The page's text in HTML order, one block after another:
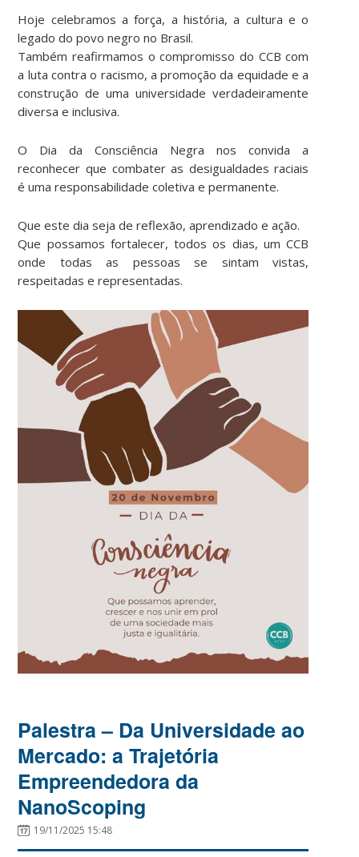
Hoje celebramos a força, a história, a cultura e o
legado do povo negro no Brasil.
Também reafirmamos o compromisso do CCB com
a luta contra o racismo, a promoção da equidade e a
construção de uma universidade verdadeiramente
diversa e inclusiva.
O Dia da Consciência Negra nos convida a
reconhecer que combater as desigualdades raciais
é uma responsabilidade coletiva e permanente.
Que este dia seja de reflexão, aprendizado e ação.
Que possamos fortalecer, todos os dias, um CCB
onde todas as pessoas se sintam vistas,
respeitadas e representadas.
Palestra – Da Universidade ao
Mercado: a Trajetória
Empreendedora da
NanoScoping
19/11/2025 15:48